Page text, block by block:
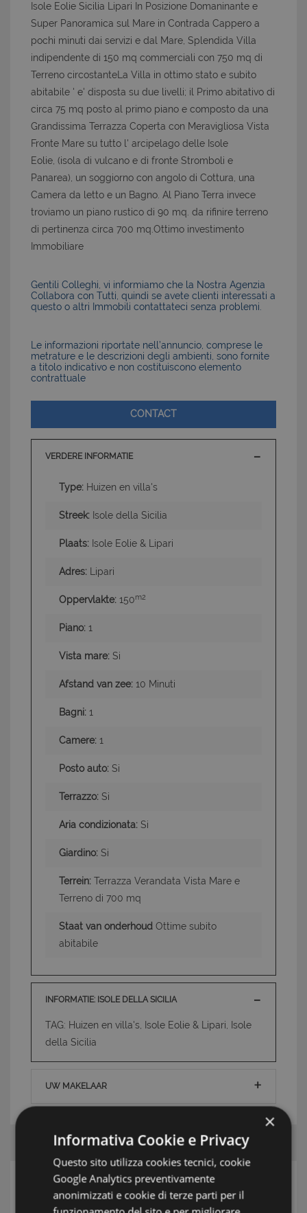
Isole Eolie Sicilia Lipari In Posizione Domaninante e
Super Panoramica sul Mare in Contrada Cappero a
pochi minuti dai servizi e dal Mare, Splendida Villa
indipendente di 150 mq commerciali con 750 mq di
Terreno circostanteLa Villa in ottimo stato e subito
abitabile ' e' disposta su due livelli; il Primo abitativo di
circa 75 mq posto al primo piano e composto da una
Grandissima Terrazza Coperta con Meravigliosa Vista
Fronte Mare su tutto l' arcipelago delle Isole
Eolie, (isola di vulcano e di fronte Stromboli e
Panarea), un soggiorno con angolo di Cottura, una
Camera da letto e un Bagno. Al Piano Terra invece
troviamo un piano rustico di 90 mq. da rifinire terreno
di pertinenza circa 700 mq.Ottimo investimento
Immobiliare
Gentili Colleghi, vi informiamo che la Nostra Agenzia
Collabora con Tutti, quindi se avete clienti interessati a
questo o altri Immobili contattateci senza problemi.
Le informazioni riportate nell’annuncio, comprese le
metrature e le descrizioni degli ambienti, sono fornite
a titolo indicativo e non costituiscono elemento
contrattuale
CONTACT
VERDERE INFORMATIE
Type: Huizen en villa's
Streek: Isole della Sicilia
Plaats: Isole Eolie & Lipari
Adres: Lipari
Oppervlakte: 150m2
Piano: 1
Vista mare: Si
Afstand van zee: 10 Minuti
Bagni: 1
Camere: 1
Posto auto: Si
Terrazzo: Si
Aria condizionata: Si
Giardino: Si
Terrein: Terrazza Verandata Vista Mare e
Terreno di 700 mq
Staat van onderhoud Ottime subito
abitabile
INFORMATIE: ISOLE DELLA SICILIA
TAG: Huizen en villa's, Isole Eolie & Lipari, Isole
della Sicilia
UW MAKELAAR
×
Informativa Cookie e Privacy
Questo sito utilizza cookies tecnici, cookie
Google Analytics preventivamente
anonimizzati e cookie di terze parti per il